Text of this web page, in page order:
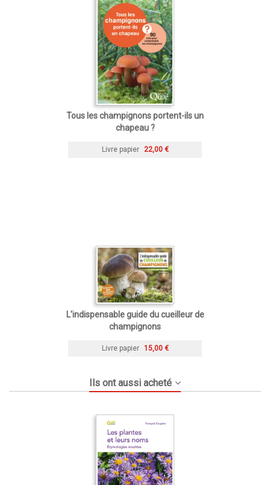
Tous les champignons portent-ils un
chapeau ?
Livre papier 22,00 €
L'indispensable guide du cueilleur de
champignons
Livre papier 15,00 €
Ils ont aussi acheté